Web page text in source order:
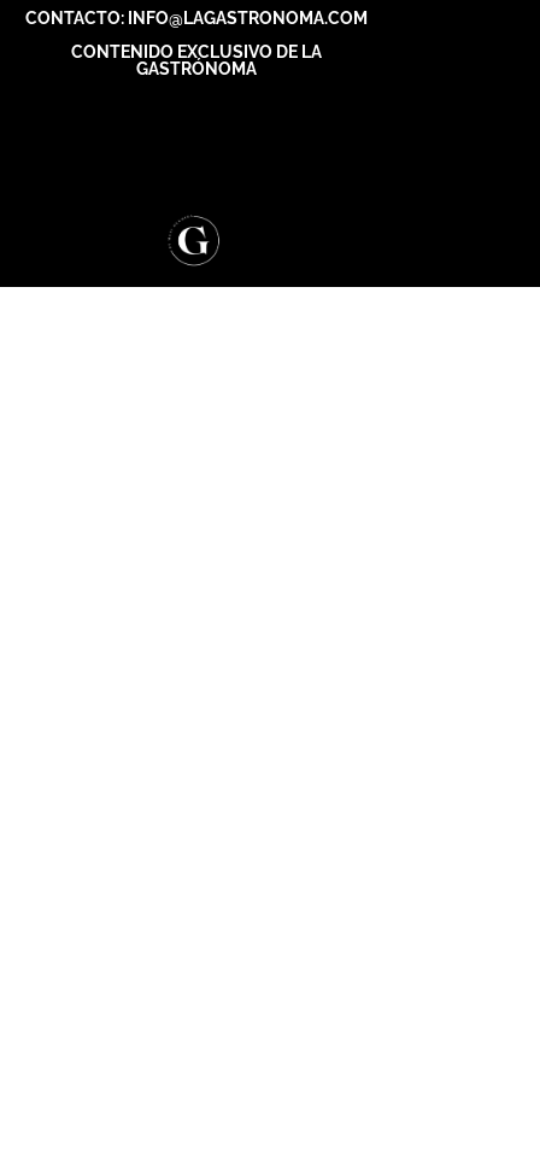
CONTACTO: INFO@LAGASTRONOMA.COM
CONTENIDO EXCLUSIVO DE LA
GASTRÓNOMA